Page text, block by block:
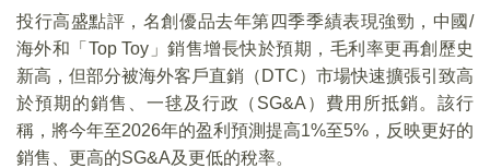
投行高盛點評，名創優品去年第四季季績表現強勁，中國/
海外和「Top Toy」銷售增長快於預期，毛利率更再創歷史
新高，但部分被海外客戶直銷（DTC）市場快速擴張引致高
於預期的銷售、一毬及行政（SG&A）費用所抵銷。該行
稱，將今年至2026年的盈利預測提高1%至5%，反映更好的
銷售、更高的SG&A及更低的稅率。